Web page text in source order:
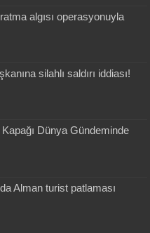
algısı operasyonuyla
silahlı saldırı iddiası!
Kapağı Dünya Gündeminde
Alman turist patlaması